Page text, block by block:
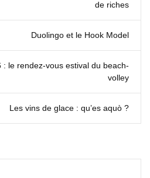
de riches
Duolingo et le Hook Model
: le rendez‑vous estival du beach-
volley
Les vins de glace : qu’es aquò ?